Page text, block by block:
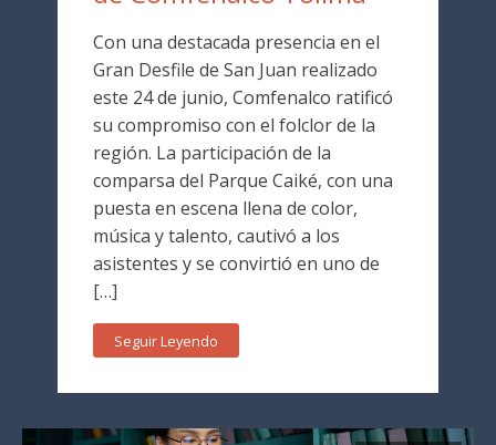
Con una destacada presencia en el
Gran Desfile de San Juan realizado
este 24 de junio, Comfenalco ratificó
su compromiso con el folclor de la
región. La participación de la
comparsa del Parque Caiké, con una
puesta en escena llena de color,
música y talento, cautivó a los
asistentes y se convirtió en uno de
[…]
Seguir Leyendo